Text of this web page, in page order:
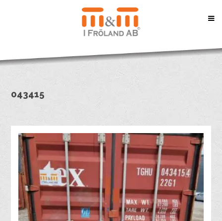
043415